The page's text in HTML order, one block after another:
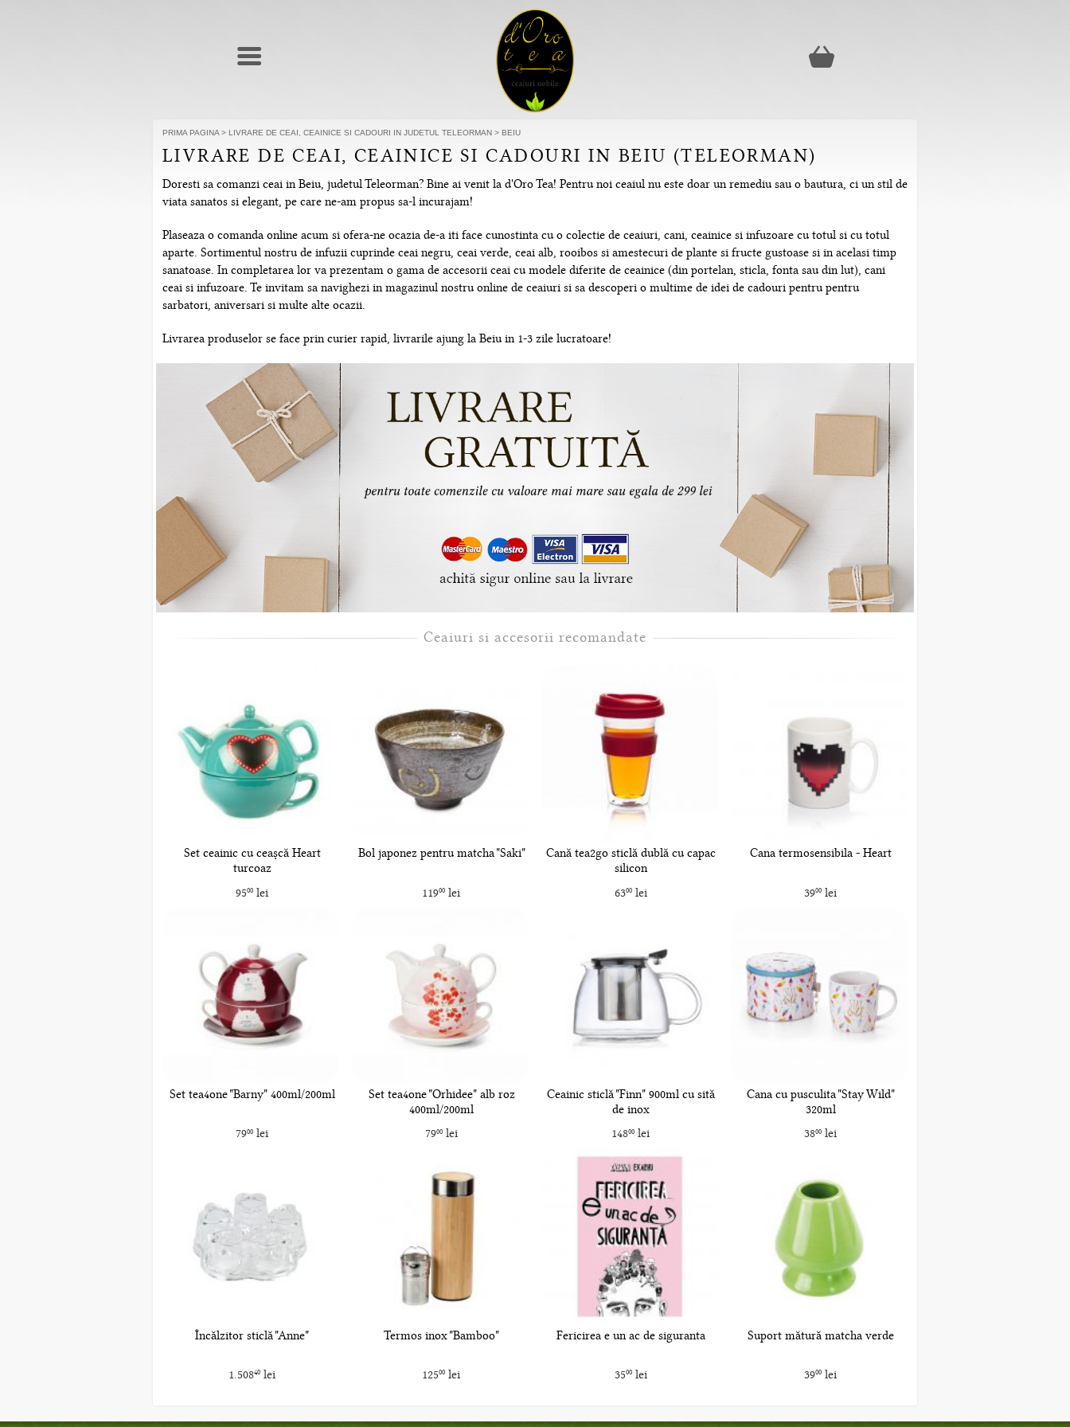
PRIMA PAGINA > LIVRARE DE CEAI, CEAINICE SI CADOURI IN JUDETUL TELEORMAN > BEIU
LIVRARE DE CEAI, CEAINICE SI CADOURI IN BEIU (TELEORMAN)
Doresti sa comanzi ceai in Beiu, judetul Teleorman? Bine ai venit la d'Oro Tea! Pentru noi ceaiul nu este doar un remediu sau o bautura, ci un stil de
viata sanatos si elegant, pe care ne-am propus sa-l incurajam!
Plaseaza o comanda online acum si ofera-ne ocazia de-a iti face cunostinta cu o colectie de ceaiuri, cani, ceainice si infuzoare cu totul si cu totul
aparte. Sortimentul nostru de infuzii cuprinde ceai negru, ceai verde, ceai alb, rooibos si amestecuri de plante si fructe gustoase si in acelasi timp
sanatoase. In completarea lor va prezentam o gama de accesorii ceai cu modele diferite de ceainice (din portelan, sticla, fonta sau din lut), cani
ceai si infuzoare. Te invitam sa navighezi in magazinul nostru online de ceaiuri si sa descoperi o multime de idei de cadouri pentru pentru
sarbatori, aniversari si multe alte ocazii.
Livrarea produselor se face prin curier rapid, livrarile ajung la Beiu in 1-3 zile lucratoare!
Ceaiuri si accesorii recomandate
Set ceainic cu ceașcă Heart
turcoaz
9500lei
Bol japonez pentru matcha "Saki"
11900 lei
Cană tea2go sticlă dublă cu capac
silicon
6300lei
Cana termosensibila - Heart
3900lei
Set tea4one "Barny" 400ml/200ml
7900lei
Set tea4one "Orhidee" alb roz
400ml/200ml
7900lei
Ceainic sticlă "Finn" 900ml cu sită
de inox
14800 lei
Cana cu pusculita "Stay Wild"
320ml
3800lei
Încălzitor sticlă "Anne"
1.50840lei
Termos inox "Bamboo"
12500 lei
Fericirea e un ac de siguranta
3500lei
Suport mătură matcha verde
3900lei